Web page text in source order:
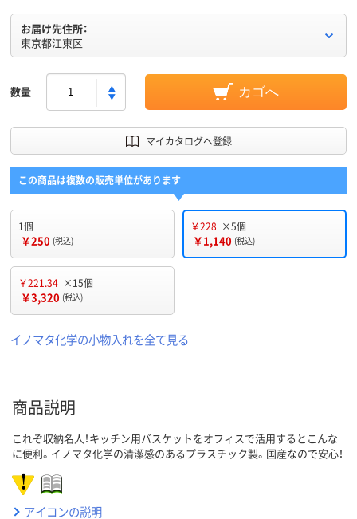
お届け先住所：
東京都江東区
数量 カゴへ
マイカタログへ登録
この商品は複数の販売単位があります
1個
￥250 (税込)
￥228 ×5個
￥1,140 (税込)
￥221.34 ×15個
￥3,320 (税込)
イノマタ化学の小物入れを全て見る
商品説明
これぞ収納名人！キッチン用バスケットをオフィスで活用するとこんな
に便利。イノマタ化学の清潔感のあるプラスチック製。国産なので安心！
アイコンの説明